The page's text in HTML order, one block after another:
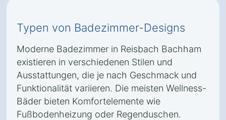
Typen von Badezimmer-Designs
Moderne Badezimmer in Reisbach Bachham
existieren in verschiedenen Stilen und
Ausstattungen, die je nach Geschmack und
Funktionalität variieren. Die meisten Wellness-
Bäder bieten Komfortelemente wie
Fußbodenheizung oder Regenduschen.